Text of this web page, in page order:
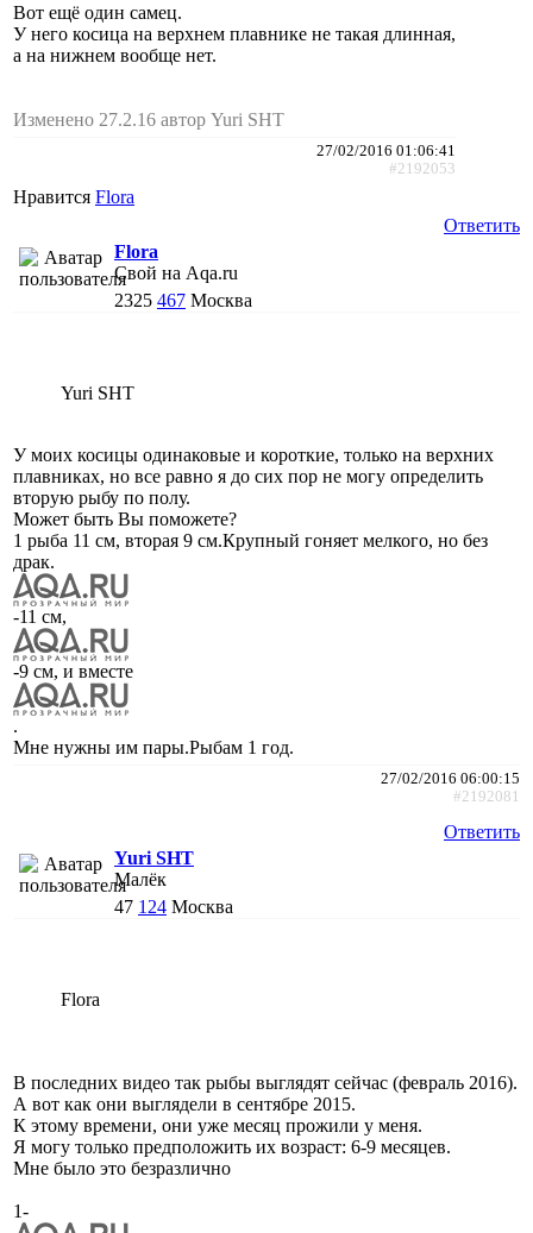
Вот ещё один самец.
У него косица на верхнем плавнике не такая длинная,
а на нижнем вообще нет.
Изменено 27.2.16 автор Yuri SHT
27/02/2016 01:06:41
#2192053
Нравится Flora
Ответить
Flora
Свой на Aqa.ru
2325 467 Москва
Yuri SHT
У моих косицы одинаковые и короткие, только на верхних
плавниках, но все равно я до сих пор не могу определить
вторую рыбу по полу.
Может быть Вы поможете?
1 рыба 11 см, вторая 9 см.Крупный гоняет мелкого, но без
драк.
-11 см,
-9 см, и вместе
.
Мне нужны им пары.Рыбам 1 год.
27/02/2016 06:00:15
#2192081
Ответить
Yuri SHT
Малёк
47 124 Москва
Flora
В последних видео так рыбы выглядят сейчас (февраль 2016).
А вот как они выглядели в сентябре 2015.
К этому времени, они уже месяц прожили у меня.
Я могу только предположить их возраст: 6-9 месяцев.
Мне было это безразлично
1-